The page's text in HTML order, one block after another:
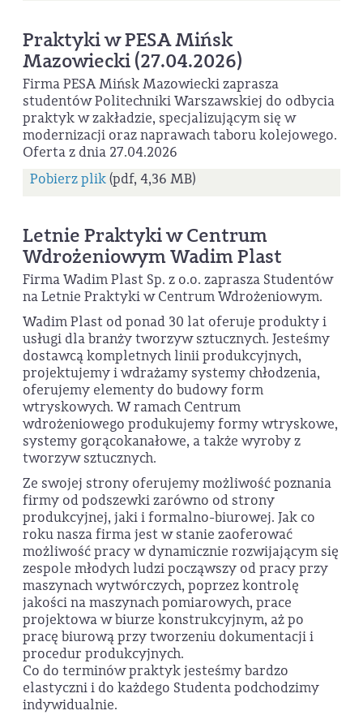
Praktyki w PESA Mińsk
Mazowiecki (27.04.2026)
Firma PESA Mińsk Mazowiecki zaprasza
studentów Politechniki Warszawskiej do odbycia
praktyk w zakładzie, specjalizującym się w
modernizacji oraz naprawach taboru kolejowego.
Oferta z dnia 27.04.2026
Pobierz plik(pdf, 4,36 MB)
Letnie Praktyki w Centrum
Wdrożeniowym Wadim Plast
Firma Wadim Plast Sp. z o.o. zaprasza Studentów
na Letnie Praktyki w Centrum Wdrożeniowym.
Wadim Plast od ponad 30 lat oferuje produkty i
usługi dla branży tworzyw sztucznych. Jesteśmy
dostawcą kompletnych linii produkcyjnych,
projektujemy i wdrażamy systemy chłodzenia,
oferujemy elementy do budowy form
wtryskowych. W ramach Centrum
wdrożeniowego produkujemy formy wtryskowe,
systemy gorącokanałowe, a także wyroby z
tworzyw sztucznych.
Ze swojej strony oferujemy możliwość poznania
firmy od podszewki zarówno od strony
produkcyjnej, jaki i formalno-biurowej. Jak co
roku nasza firma jest w stanie zaoferować
możliwość pracy w dynamicznie rozwijającym się
zespole młodych ludzi począwszy od pracy przy
maszynach wytwórczych, poprzez kontrolę
jakości na maszynach pomiarowych, prace
projektowa w biurze konstrukcyjnym, aż po
pracę biurową przy tworzeniu dokumentacji i
procedur produkcyjnych.
Co do terminów praktyk jesteśmy bardzo
elastyczni i do każdego Studenta podchodzimy
indywidualnie.